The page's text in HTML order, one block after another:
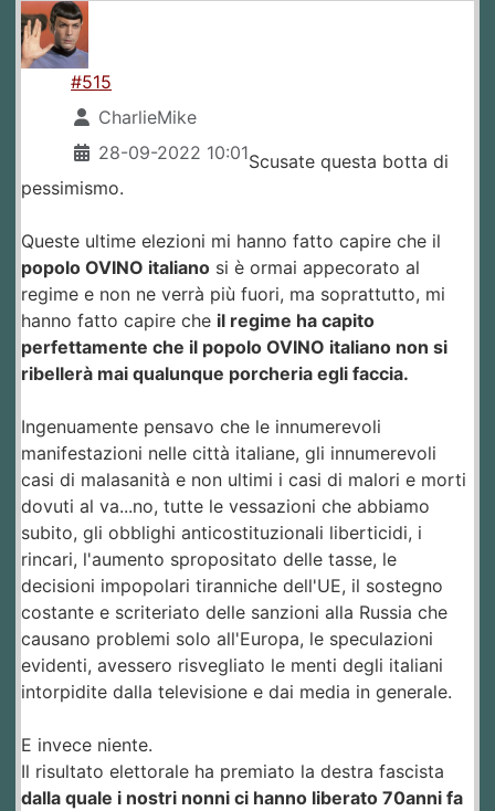
#515
CharlieMike
28-09-2022 10:01Scusate questa botta di
pessimismo.
Queste ultime elezioni mi hanno fatto capire che il
popolo OVINO italiano si è ormai appecorato al
regime e non ne verrà più fuori, ma soprattutto, mi
hanno fatto capire che il regime ha capito
perfettamente che il popolo OVINO italiano non si
ribellerà mai qualunque porcheria egli faccia.
Ingenuamente pensavo che le innumerevoli
manifestazioni nelle città italiane, gli innumerevoli
casi di malasanità e non ultimi i casi di malori e morti
dovuti al va...no, tutte le vessazioni che abbiamo
subito, gli obblighi anticostituzionali liberticidi, i
rincari, l'aumento spropositato delle tasse, le
decisioni impopolari tiranniche dell'UE, il sostegno
costante e scriteriato delle sanzioni alla Russia che
causano problemi solo all'Europa, le speculazioni
evidenti, avessero risvegliato le menti degli italiani
intorpidite dalla televisione e dai media in generale.
E invece niente.
Il risultato elettorale ha premiato la destra fascista
dalla quale i nostri nonni ci hanno liberato 70anni fa